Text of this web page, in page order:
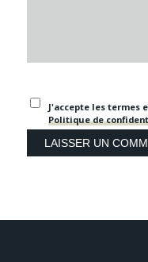
J'accepte les termes
Politique de